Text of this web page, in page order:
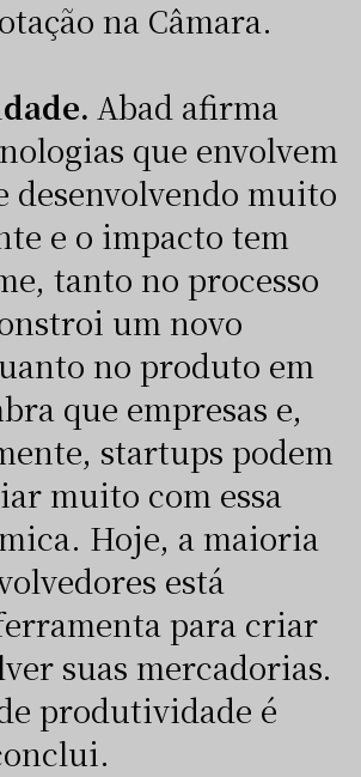
na Câmara.
Abad afirma
que envolvem
desenvolvendo muito
e o impacto tem
tanto no processo
um novo
no produto em
que empresas e,
startups podem
muito com essa
Hoje, a maioria
está
para criar
suas mercadorias.
produtividade é